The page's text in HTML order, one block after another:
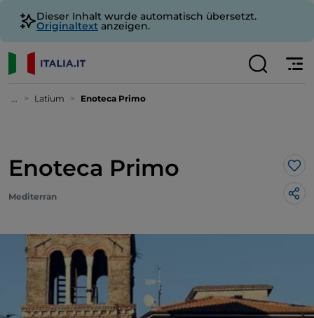
Dieser Inhalt wurde automatisch übersetzt.
Originaltext anzeigen.
... Latium Enoteca Primo
Enoteca Primo
Mediterran